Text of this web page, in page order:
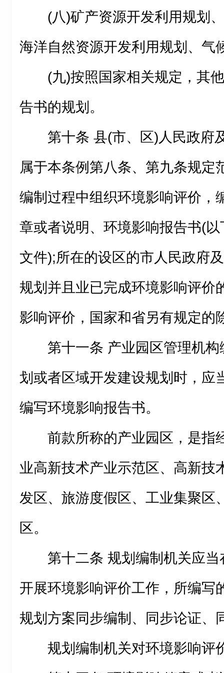
(八)矿产资源开发利用规划
海洋自然资源开发利用规划、气
(九)按照国家相关规定，其
告书的规划。
第十条 县(市、区)人民政府
属于本条例第八条、第九条规定
编制过程中组织环境影响评价，
章或者说明、环境影响报告书(
文件);所在的设区的市人民政府
规划并且业已完成环境影响评价
影响评价，国家和省另有规定的
第十一条 产业园区管理机
划或者区域开发建设规划时，应
编写环境影响报告书。
前款所称的产业园区，是指
业高新技术产业示范区、高新技
发区、旅游度假区、工业集聚区
区。
第十二条 规划编制机关应
开展环境影响评价工作，所编写
规划方案同步编制、同步论证、
规划编制机关对环境影响评